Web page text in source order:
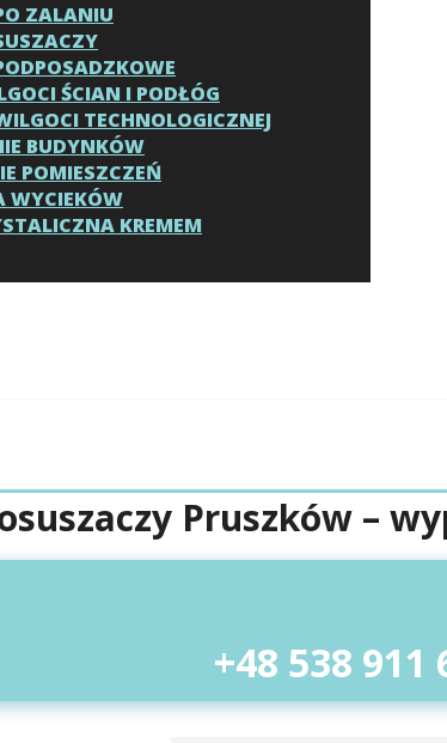
ZALANIU
ŚCIAN I PODŁÓG
TECHNOLOGICZNEJ
BUDYNKÓW
POMIESZCZEŃ
WYCIEKÓW
KREMEM
Pruszków –
+48 538 911